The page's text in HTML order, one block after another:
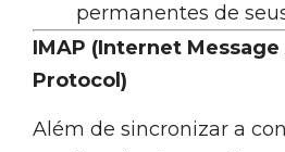
permanentes de
IMAP (Internet Message
Protocol)
Além de sincronizar a